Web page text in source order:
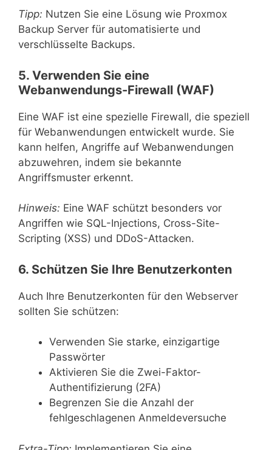
Tipp: Nutzen Sie eine Lösung wie Proxmox
Backup Server für automatisierte und
verschlüsselte Backups.
5. Verwenden Sie eine
Webanwendungs-Firewall (WAF)
Eine WAF ist eine spezielle Firewall, die speziell
für Webanwendungen entwickelt wurde. Sie
kann helfen, Angriffe auf Webanwendungen
abzuwehren, indem sie bekannte
Angriffsmuster erkennt.
Hinweis: Eine WAF schützt besonders vor
Angriffen wie SQL-Injections, Cross-Site-
Scripting (XSS) und DDoS-Attacken.
6. Schützen Sie Ihre Benutzerkonten
Auch Ihre Benutzerkonten für den Webserver
sollten Sie schützen:
Verwenden Sie starke, einzigartige
Passwörter
Aktivieren Sie die Zwei-Faktor-
Authentifizierung (2FA)
Begrenzen Sie die Anzahl der
fehlgeschlagenen Anmeldeversuche